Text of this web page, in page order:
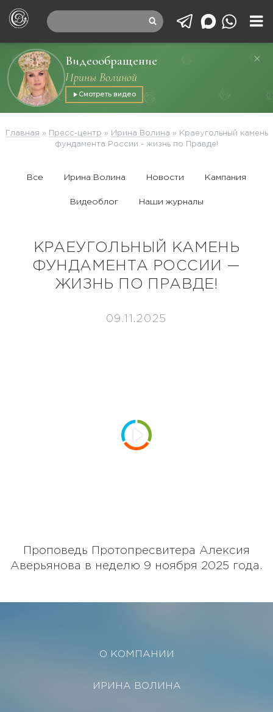
Видеообращение
Ирины Волиной
Смотреть видео
Главная » Пресс-центр » Ирина Волина »
Краеугольный камень
фундамента России - жизнь по Правде!
Все Ирина Волина Новости Кампания
Видеоблог Наши журналы
КРАЕУГОЛЬНЫЙ КАМЕНЬ
ФУНДАМЕНТА РОССИИ —
ЖИЗНЬ ПО ПРАВДЕ!
09.11.2025
Проповедь Протопресвитера Алексия
Аверьянова в неделю 9 ноября 2025 года.
О КОМПАНИИ
ИРИНА ВОЛИНА